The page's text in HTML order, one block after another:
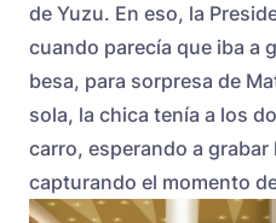
de Yuzu. En eso, la
cuando parecía que iba a
besa, para sorpresa de
sola, la chica tenía a los
carro, esperando a grabar
capturando el momento